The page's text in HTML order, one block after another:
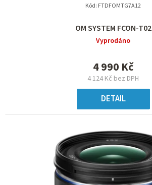
OM SYSTEM FCON-T02
Vyprodáno
4 124 Kč bez DPH
4 990 Kč
DETAIL
Kód: FTDFOMTG7A12